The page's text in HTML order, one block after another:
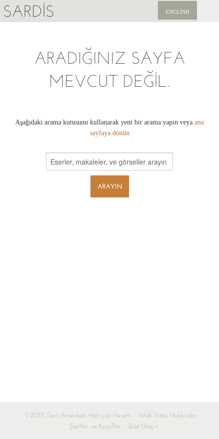
SARDIS ENGLISH
ARADIĞINIZ SAYFA
MEVCUT DEĞIL.
Aşağıdaki arama kutusunu kullanarak yeni bir arama yapın veya ana
sayfaya dönün
©2025 Sart Amerikan Hafriyat Heyeti
Web Sitesi Hakkında
Şartlar ve Koşullar
Bize Ulaşın